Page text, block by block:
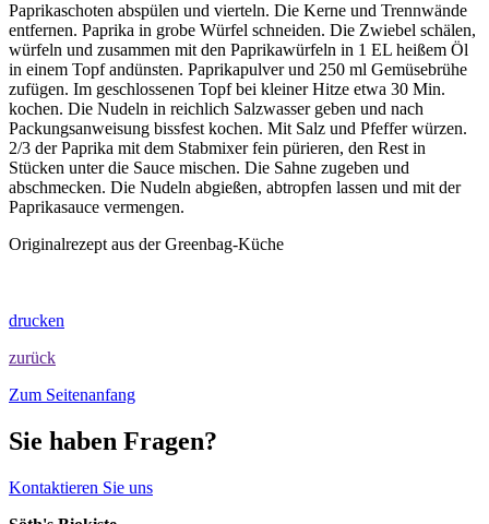
Paprikaschoten abspülen und vierteln. Die Kerne und Trennwände
entfernen. Paprika in grobe Würfel schneiden. Die Zwiebel schälen,
würfeln und zusammen mit den Paprikawürfeln in 1 EL heißem Öl
in einem Topf andünsten. Paprikapulver und 250 ml Gemüsebrühe
zufügen. Im geschlossenen Topf bei kleiner Hitze etwa 30 Min.
kochen. Die Nudeln in reichlich Salzwasser geben und nach
Packungsanweisung bissfest kochen. Mit Salz und Pfeffer würzen.
2/3 der Paprika mit dem Stabmixer fein pürieren, den Rest in
Stücken unter die Sauce mischen. Die Sahne zugeben und
abschmecken. Die Nudeln abgießen, abtropfen lassen und mit der
Paprikasauce vermengen.
Originalrezept aus der Greenbag-Küche
drucken
zurück
Zum Seitenanfang
Sie haben Fragen?
Kontaktieren Sie uns